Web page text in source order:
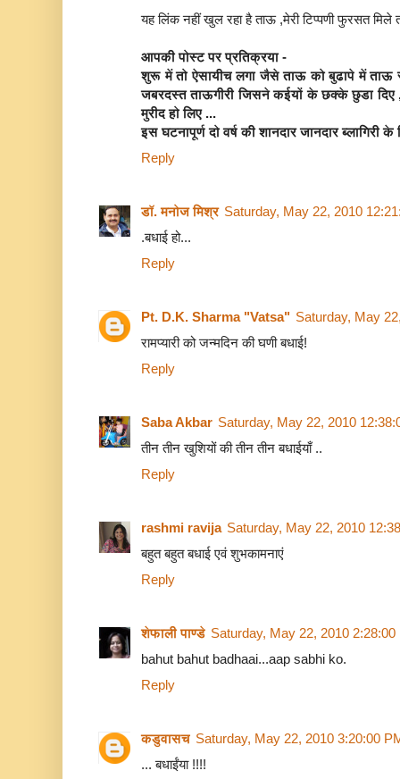
यह लिंक नहीं खुल रहा है ताऊ ,मेरी टिप्पणी फुरसत मिले
आपकी पोस्ट पर प्रतिक्रया -
शुरू में तो ऐसायीच लगा जैसे ताऊ को बुढापे में ताऊ
जबरदस्त ताऊगीरी जिसने कईयों के छक्के छुडा
मुरीद हो लिए ...
इस घटनापूर्ण दो वर्ष की शानदार जानदार
Reply
डॉ. मनोज मिश्र Saturday, May 22, 2010
.बधाई हो...
Reply
Pt. D.K. Sharma "Vatsa" Saturday, May
रामप्यारी को जन्मदिन की घणी बधाई!
Reply
Saba Akbar Saturday, May 22, 2010
तीन तीन खुशियों की तीन तीन बधाईयाँ ..
Reply
rashmi ravija Saturday, May 22, 2010
बहुत बहुत बधाई एवं शुभकामनाएं
Reply
शेफाली पाण्डे Saturday, May 22, 2010 2:28:00
bahut bahut badhaai...aap sabhi ko.
Reply
कडुवासच Saturday, May 22, 2010 3:20:00
... बधाईंया !!!!